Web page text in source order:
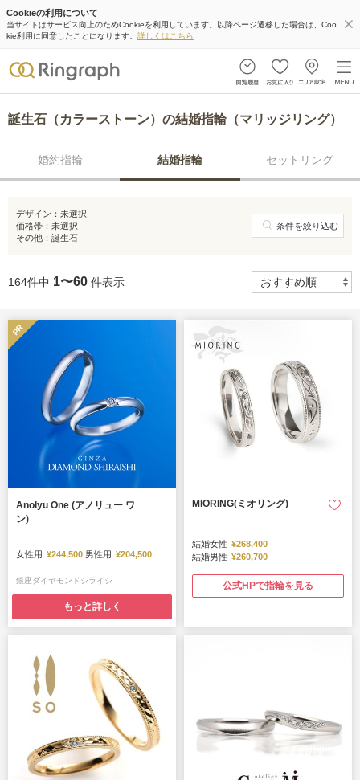
Cookieの利用について
当サイトはサービス向上のためCookieを利用しています。以降ページ遷移した場合は、Coo
kie利用に同意したことになります。 詳しくはこちら
誕生石（カラーストーン）の結婚指輪（マリッジリング）
婚約指輪 結婚指輪 セットリング
デザイン： 未選択
価格帯： 未選択
その他： 誕生石
条件を絞り込む
164件中 1〜60 件表示
Anolyu One (アノリュー ワ
ン)
女性用 ¥244,500 男性用 ¥204,500
銀座ダイヤモンドシライシ
もっと詳しく
MIORING(ミオリング)
結婚女性 ¥268,400
結婚男性 ¥260,700
公式HPで指輪を見る